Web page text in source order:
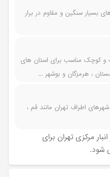
بسیار سنگین و مقاوم در برار
و کوچک مناسب برای استان های
، هرمزگان و بوشهر ...
اطراف تهران مانند قم ،
انبار مرکزی تهران برای
شود.